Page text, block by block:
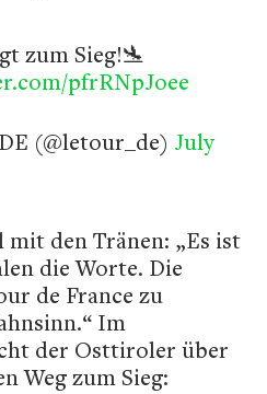
zum Sieg!🛬
pfrRNpJoee
(@letour_de) July
den Tränen: „Es ist
die Worte. Die
de France zu
Im
der Osttiroler über
Weg zum Sieg: